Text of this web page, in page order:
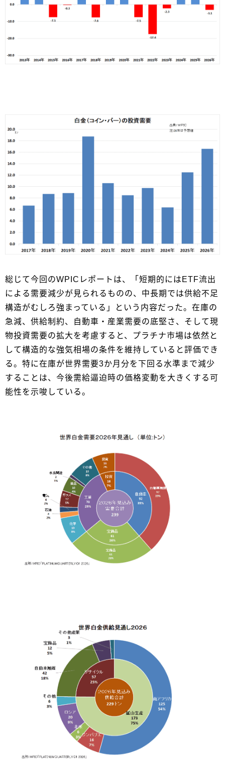
総じて今回のWPICレポートは、「短期的にはETF流出
による需要減少が見られるものの、中長期では供給不足
構造がむしろ強まっている」という内容だった。在庫の
急減、供給制約、自動車・産業需要の底堅さ、そして現
物投資需要の拡大を考慮すると、プラチナ市場は依然と
して構造的な強気相場の条件を維持していると評価でき
る。特に在庫が世界需要3か月分を下回る水準まで減少
することは、今後需給逼迫時の価格変動を大きくする可
能性を示唆している。